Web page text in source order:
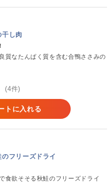
干し肉
質なたんぱく質を含む合鴨ささみの
(4件)
トに入れる
フリーズドライ
食欲そそる秋鮭のフリーズドライ